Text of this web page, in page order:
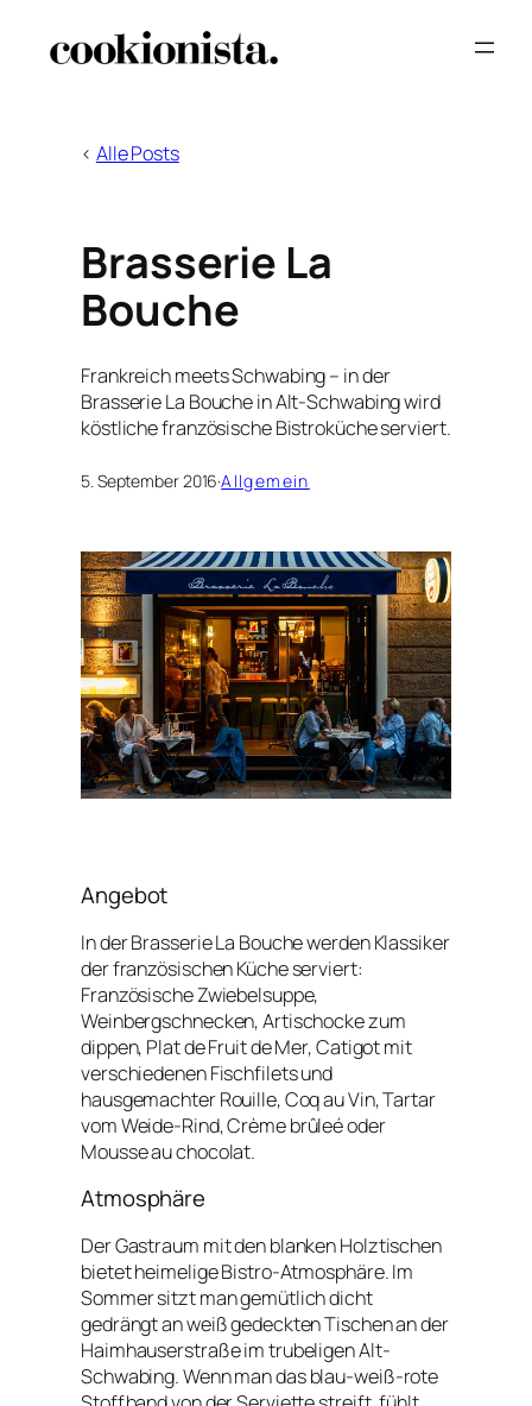
Inhalt
< Alle Posts
Brasserie La
Bouche
Frankreich meets Schwabing – in der
Brasserie La Bouche in Alt-Schwabing wird
köstliche französische Bistroküche serviert.
5. September 2016·Allgemein
Angebot
In der Brasserie La Bouche werden Klassiker
der französischen Küche serviert:
Französische Zwiebelsuppe,
Weinbergschnecken, Artischocke zum
dippen, Plat de Fruit de Mer, Catigot mit
verschiedenen Fischfilets und
hausgemachter Rouille, Coq au Vin, Tartar
vom Weide-Rind, Crème brûleé oder
Mousse au chocolat.
Atmosphäre
Der Gastraum mit den blanken Holztischen
bietet heimelige Bistro-Atmosphäre. Im
Sommer sitzt man gemütlich dicht
gedrängt an weiß gedeckten Tischen an der
Haimhauserstraße im trubeligen Alt-
Schwabing. Wenn man das blau-weiß-rote